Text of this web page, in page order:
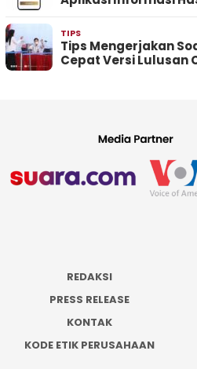
TIPS
Tips Mengerjakan
Cepat Versi Lulusan
REDAKSI
PRESS RELEASE
KONTAK
KODE ETIK PERUSAHAAN